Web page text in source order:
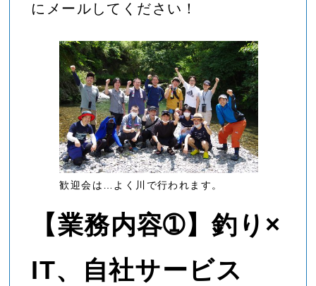
にメールしてください！
歓迎会は…よく川で行われます。
【業務内容➀】釣り×
IT、自社サービス